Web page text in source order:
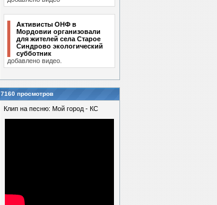
Активисты ОНФ в
Мордовии организовали
для жителей села Старое
Синдрово экологический
субботник
добавлено видео.
7160 просмотров
Клип на песню: Мой город - КС